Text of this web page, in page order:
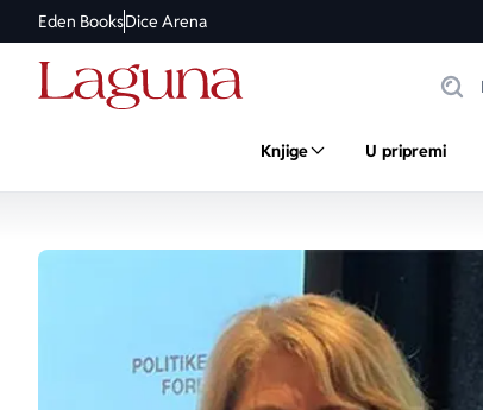
Eden BooksDice Arena
Knjige U pripremi